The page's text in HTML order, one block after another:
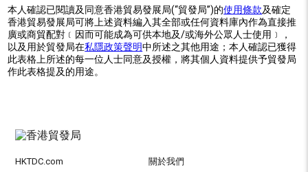
本人確認已閱讀及同意香港貿易發展局(“貿發局”)的使用條款及確定
香港貿易發展局可將上述資料編入其全部或任何資料庫內作為直接推
廣或商貿配對﹝因而可能成為可供本地及/或海外公眾人士使用﹞，
以及用於貿發局在私隱政策聲明中所述之其他用途；本人確認已獲得
此表格上所述的每一位人士同意及授權，將其個人資料提供予貿發局
作此表格提及的用途。
HKTDC.com 關於我們